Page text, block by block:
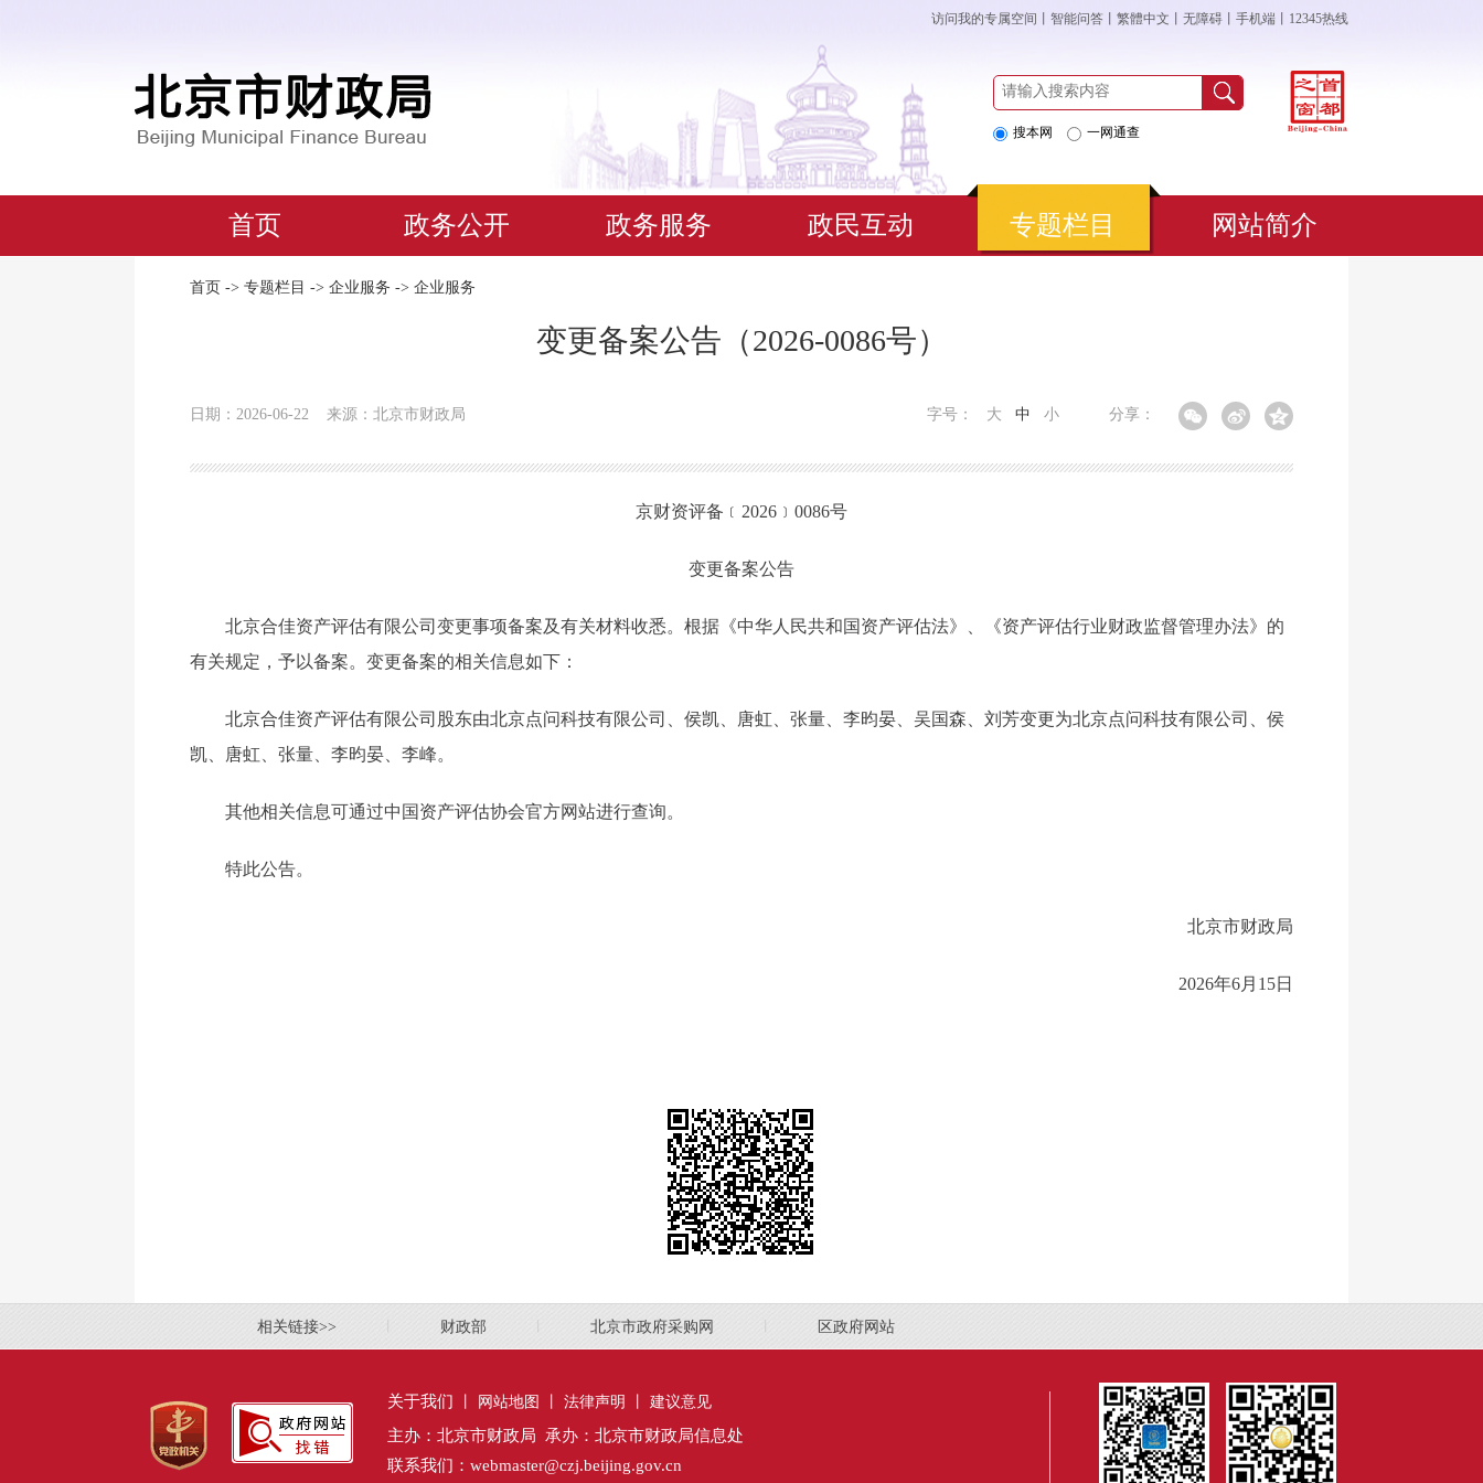
访问我的专属空间 智能问答 繁體中文 无障碍 手机端 12345热线
搜本网 一网通查
首页 政务公开 政务服务 政民互动 专题栏目 网站简介
首页 -> 专题栏目 -> 企业服务 -> 企业服务
变更备案公告（2026-0086号）
日期：2026-06-22 来源：北京市财政局 分享：
字号： 大 中 小
京财资评备﹝2026﹞0086号
变更备案公告
北京合佳资产评估有限公司变更事项备案及有关材料收悉。根据《中华人民共和国资产评估法》、《资产评估行业财政监督管理办法》的
有关规定，予以备案。变更备案的相关信息如下：
北京合佳资产评估有限公司股东由北京点问科技有限公司、侯凯、唐虹、张量、李昀晏、吴国森、刘芳变更为北京点问科技有限公司、侯
凯、唐虹、张量、李昀晏、李峰。
其他相关信息可通过中国资产评估协会官方网站进行查询。
特此公告。
北京市财政局
2026年6月15日
相关链接>> 财政部 北京市政府采购网 区政府网站
关于我们 网站地图 法律声明 建议意见
主办：北京市财政局 承办：北京市财政局信息处
联系我们：webmaster@czj.beijing.gov.cn